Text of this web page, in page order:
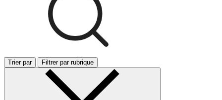
Trier par Filtrer par rubrique